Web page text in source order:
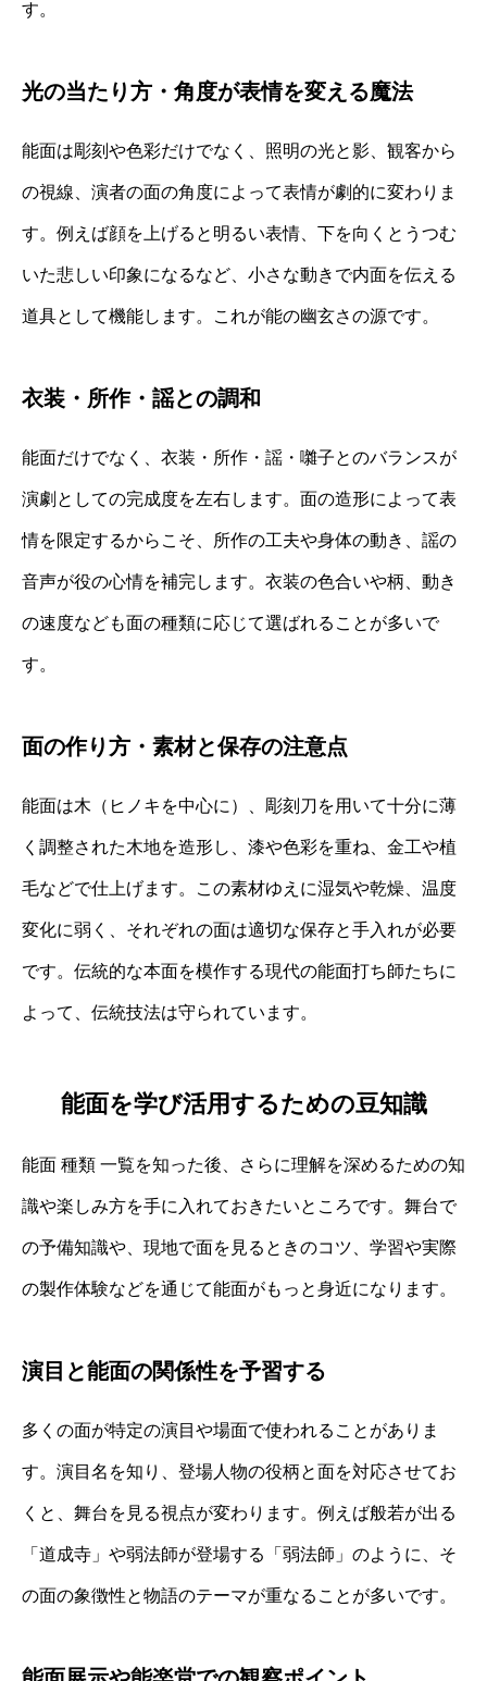
す。
光の当たり方・角度が表情を変える魔法
能面は彫刻や色彩だけでなく、照明の光と影、観客から
の視線、演者の面の角度によって表情が劇的に変わりま
す。例えば顔を上げると明るい表情、下を向くとうつむ
いた悲しい印象になるなど、小さな動きで内面を伝える
道具として機能します。これが能の幽玄さの源です。
衣装・所作・謡との調和
能面だけでなく、衣装・所作・謡・囃子とのバランスが
演劇としての完成度を左右します。面の造形によって表
情を限定するからこそ、所作の工夫や身体の動き、謡の
音声が役の心情を補完します。衣装の色合いや柄、動き
の速度なども面の種類に応じて選ばれることが多いで
す。
面の作り方・素材と保存の注意点
能面は木（ヒノキを中心に）、彫刻刀を用いて十分に薄
く調整された木地を造形し、漆や色彩を重ね、金工や植
毛などで仕上げます。この素材ゆえに湿気や乾燥、温度
変化に弱く、それぞれの面は適切な保存と手入れが必要
です。伝統的な本面を模作する現代の能面打ち師たちに
よって、伝統技法は守られています。
能面を学び活用するための豆知識
能面 種類 一覧を知った後、さらに理解を深めるための知
識や楽しみ方を手に入れておきたいところです。舞台で
の予備知識や、現地で面を見るときのコツ、学習や実際
の製作体験などを通じて能面がもっと身近になります。
演目と能面の関係性を予習する
多くの面が特定の演目や場面で使われることがありま
す。演目名を知り、登場人物の役柄と面を対応させてお
くと、舞台を見る視点が変わります。例えば般若が出る
「道成寺」や弱法師が登場する「弱法師」のように、そ
の面の象徴性と物語のテーマが重なることが多いです。